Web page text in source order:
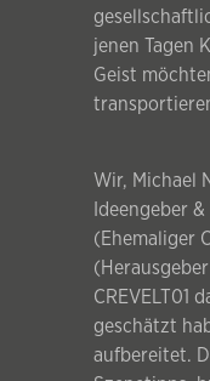
jenen Tagen
Geist
Wir, Michael
Ideengeber
(Ehemaliger
CREVELT01
geschätzt
aufbereitet.